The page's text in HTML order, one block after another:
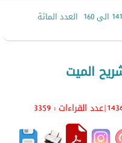
العدد المائة
الميت
|عدد القراءات : 3359